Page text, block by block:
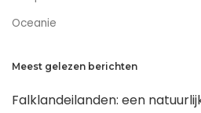
Oceanie
Meest gelezen berichten
Falklandeilanden: een